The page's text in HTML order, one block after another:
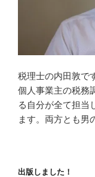
税理士の内田敦で
個人事業主の税務
る自分が全て担当
ます。両方とも男
出版しました！